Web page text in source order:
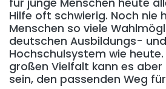
für junge Menschen heute
Hilfe oft schwierig. Noch nie
Menschen so viele
deutschen Ausbildungs- und
Hochschulsystem wie
großen Vielfalt kann es
sein, den passenden Weg